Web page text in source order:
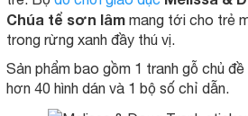
Chúa tể sơn lâm mang tới cho trẻ
trong rừng xanh đầy thú vị.
Sản phẩm bao gồm 1 tranh gỗ chủ
hơn 40 hình dán và 1 bộ số chỉ dẫn.